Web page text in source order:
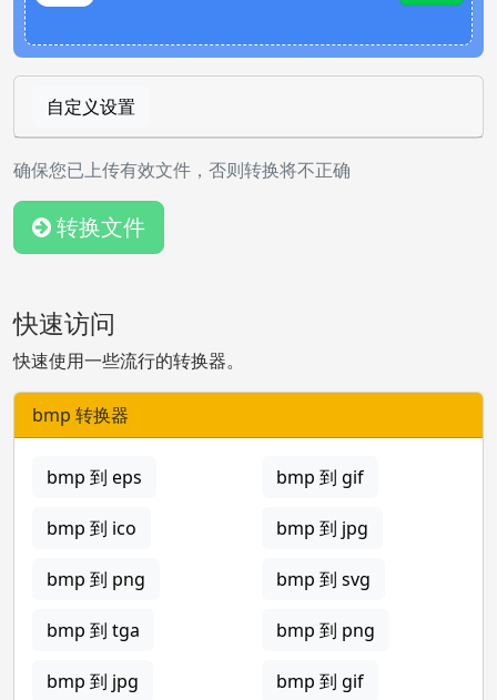
自定义设置
确保您已上传有效文件，否则转换将不正确
转换文件
快速访问
快速使用一些流行的转换器。
bmp 转换器
bmp 到 eps bmp 到 gif
bmp 到 ico bmp 到 jpg
bmp 到 png bmp 到 svg
bmp 到 tga bmp 到 png
bmp 到 jpg bmp 到 gif